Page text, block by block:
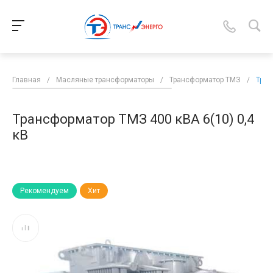
Главная / Масляные трансформаторы / Трансформатор ТМЗ /
Трансформатор ТМЗ 400 кВА 6(10) 0,4
кВ
Рекомендуем Хит